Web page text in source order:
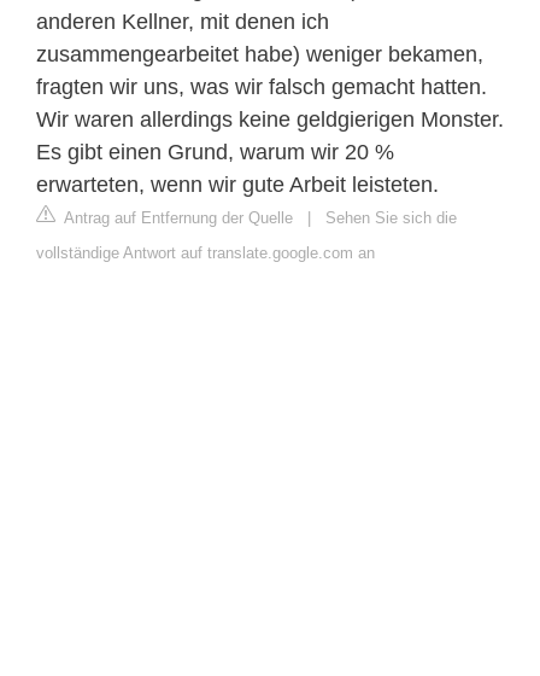
anderen Kellner, mit denen ich
zusammengearbeitet habe) weniger bekamen,
fragten wir uns, was wir falsch gemacht hatten.
Wir waren allerdings keine geldgierigen Monster.
Es gibt einen Grund, warum wir 20 %
erwarteten, wenn wir gute Arbeit leisteten.
Antrag auf Entfernung der Quelle | Sehen Sie sich die
vollständige Antwort auf translate.google.com an